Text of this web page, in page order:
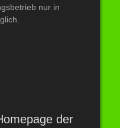
nur in
der